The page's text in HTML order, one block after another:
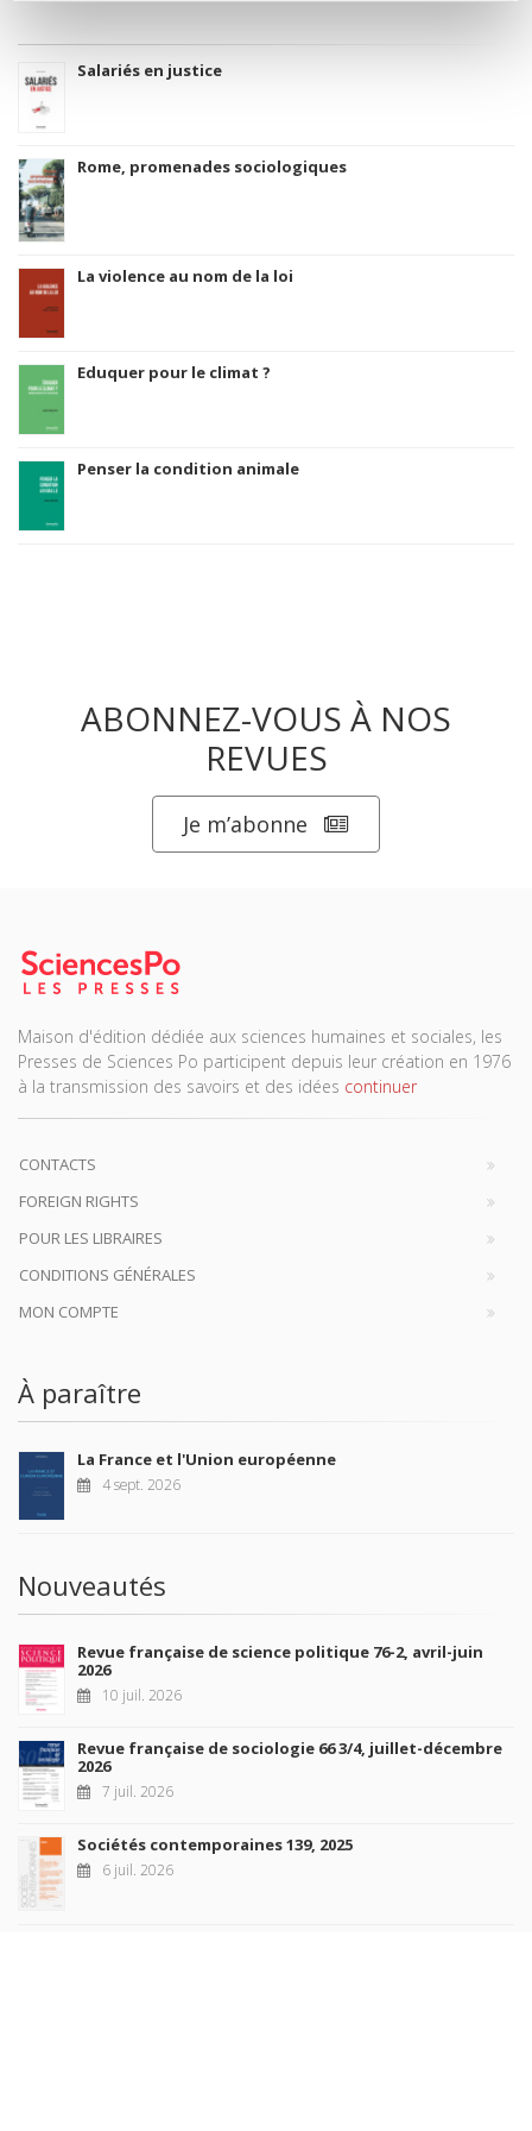
Salariés en justice
Rome, promenades sociologiques
La violence au nom de la loi
Eduquer pour le climat ?
Penser la condition animale
ABONNEZ-VOUS À NOS
REVUES
Je m’abonne
Maison d'édition dédiée aux sciences humaines et sociales, les
Presses de Sciences Po participent depuis leur création en 1976
à la transmission des savoirs et des idées continuer
CONTACTS
FOREIGN RIGHTS
POUR LES LIBRAIRES
CONDITIONS GÉNÉRALES
MON COMPTE
À paraître
La France et l'Union européenne
4 sept. 2026
Nouveautés
Revue française de science politique 76-2, avril-juin
2026
10 juil. 2026
Revue française de sociologie 66 3/4, juillet-décembre
2026
7 juil. 2026
Sociétés contemporaines 139, 2025
6 juil. 2026